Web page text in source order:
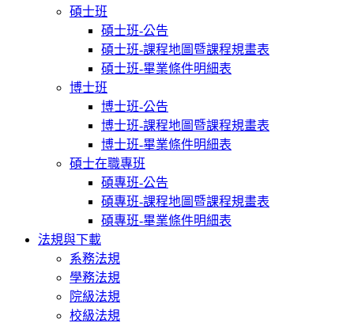
碩士班
碩士班-公告
碩士班-課程地圖暨課程規畫表
碩士班-畢業條件明細表
博士班
博士班-公告
博士班-課程地圖暨課程規畫表
博士班-畢業條件明細表
碩士在職專班
碩專班-公告
碩專班-課程地圖暨課程規畫表
碩專班-畢業條件明細表
法規與下載
系務法規
學務法規
院級法規
校級法規